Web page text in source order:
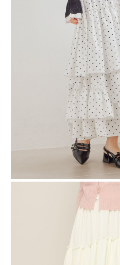
1.本服務係由「台灣大哥大股份有限公司
用戶於交易時，得透過本服務購買商品或
買賣價金債權讓與本公司後，依約使用本
2.基於同意付款使用「大哥付你分期」之
資料（包含姓名、電話或地址）提供予台
由本公司與您本人進行分期帳單所需資料
3.完整用戶服務條款，請詳閱以下連結：
ATM／網路銀行／等多元方式進行付款，
※ 請注意：結帳手續完成當下不需立刻
購買商品的店家。未經商家同意取消之訂
※ 交易是否成功請以「AFTEE先享後付
是否繳費成功／繳費後需取消欲退款等相
https://
１．透過由恩沛科技股份有限公司提供之
易，需依本服務之必要範圍內提供個人資
權轉讓予恩沛科技股份有限公司。
２．關於個人資料處理事宜，請瀏覽以下
３．未成年的使用者請事先徵得法定代理
「AFTEE先享後付」，若未經同意申辦
４．使用「AFTEE先享後付」時，將依
時審查核予不同之上限額度；若仍有額
５．嚴禁一人註冊多個帳號或使用他人資
恩沛科技股份有限公司將有權停止該用戶
每筆NT$80，滿NT$1,500(含以上)免
每筆NT$80，滿NT$1,500(含以上)免
每筆NT$80，滿NT$1,500(含以上)免